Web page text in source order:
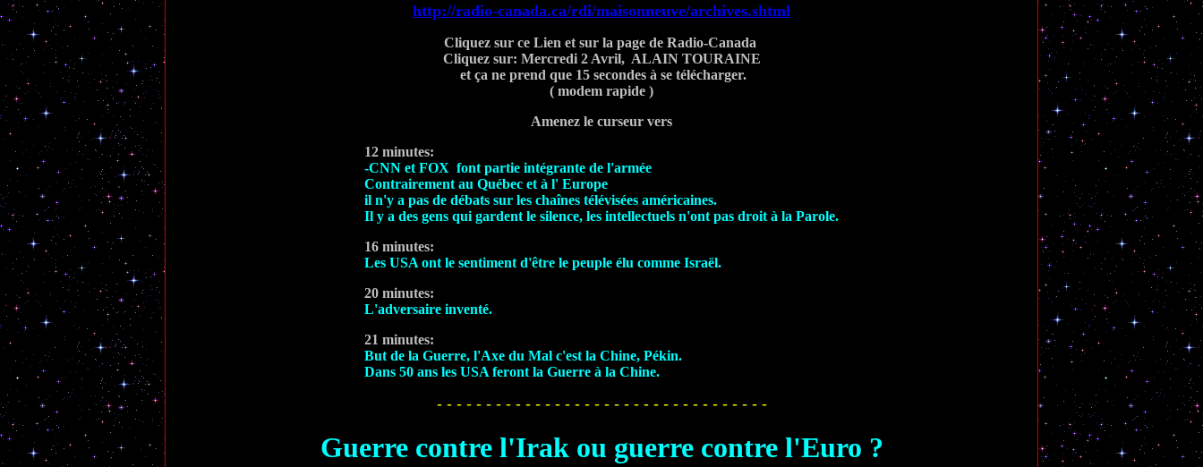
http://radio-canada.ca/rdi/maisonneuve/archives.shtml
Cliquezsur ce Lien et sur la page de Radio-Canada
Cliquez sur: Mercredi 2 Avril, ALAIN TOURAINE
et ça ne prend que 15 secondes à se télécharger.
( modem rapide )
Amenez le curseur vers
12 minutes:
-CNN et FOX font partie intégrante de l'armée
Contrairement au Québec et à l' Europe
il n'y a pas de débats sur les chaînes télévisées américaines.
Il y a des gens qui gardent le silence, les intellectuels n'ont pas droit à la Parole.
16 minutes:
Les USA ont le sentiment d'être le peuple élu comme Israël.
20 minutes:
L'adversaire inventé.
21 minutes:
But de la Guerre, l'Axe du Mal c'est la Chine, Pékin.
Dans 50 ans les USA feront la Guerre à la Chine.
- - - - - - - - - - - - - - - - - - - - - - - - - - - - - - - - - -
Guerre contre l'Irak ou guerre contre l'Euro ?